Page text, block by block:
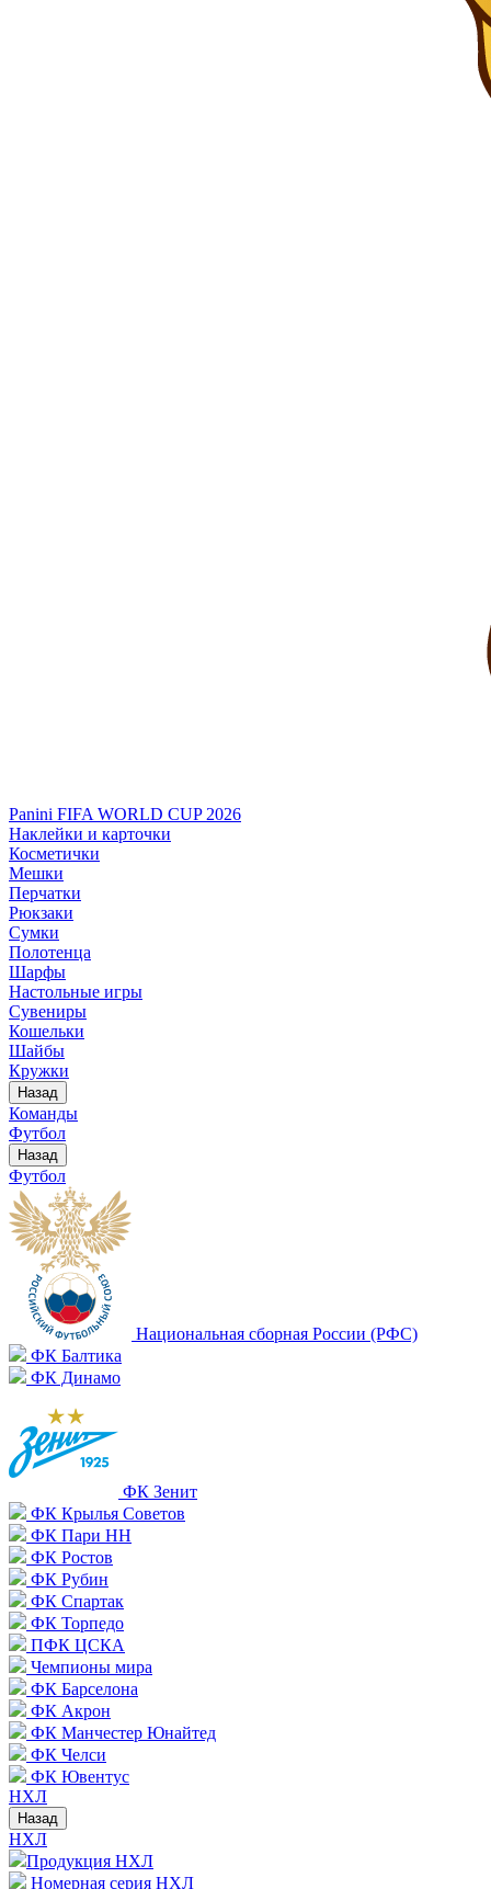
Panini FIFA WORLD CUP 2026
Наклейки и карточки
Косметички
Мешки
Перчатки
Рюкзаки
Сумки
Полотенца
Шарфы
Настольные игры
Сувениры
Кошельки
Шайбы
Кружки
Назад
Команды
Футбол
Назад
Футбол
Национальная сборная России (РФС)
ФК Балтика
ФК Динамо
ФК Зенит
ФК Крылья Советов
ФК Пари НН
ФК Ростов
ФК Рубин
ФК Спартак
ФК Торпедо
ПФК ЦСКА
Чемпионы мира
ФК Барселона
ФК Акрон
ФК Манчестер Юнайтед
ФК Челси
ФК Ювентус
НХЛ
Назад
НХЛ
Продукция НХЛ
Номерная серия НХЛ